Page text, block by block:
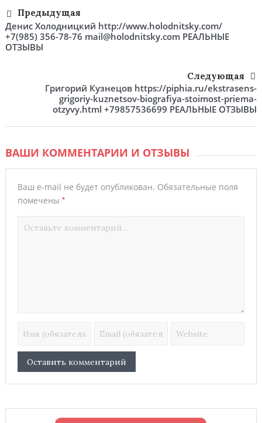
Предыдущая
Денис Холодницкий http://www.holodnitsky.com/
+7(985) 356-78-76 mail@holodnitsky.com РЕАЛЬНЫЕ
ОТЗЫВЫ
Следующая
Григорий Кузнецов https://piphia.ru/ekstrasens-
grigoriy-kuznetsov-biografiya-stoimost-priema-
otzyvy.html +79857536699 РЕАЛЬНЫЕ ОТЗЫВЫ
ВАШИ КОММЕНТАРИИ И ОТЗЫВЫ
Ваш e-mail не будет опубликован. Обязательные поля
помечены *